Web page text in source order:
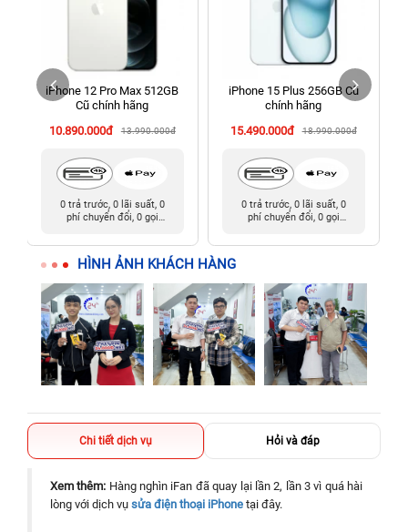
70 Nguyễn An Ninh, Dĩ An, Hồ Chí Minh (Bình Dương Cũ)
24h Vũng Tàu: 162A Ba Cu, Vũng Tàu, Hồ Chí Minh (TP. Vũng
Tàu cũ)
198 Hoàng Văn Thụ, Tân Sơn Nhất, Hồ Chí Minh (Tân Bình
iPhone 12 Pro Max 512GB
Cũ chính hãng
10.890.000đ
13.990.000đ
0 trả trước, 0 lãi suất, 0
phí chuyển đổi, 0 gọi
iPhone 15 Plus 256GB Cũ
chính hãng
15.490.000đ
18.990.000đ
0 trả trước, 0 lãi suất, 0
phí chuyển đổi, 0 gọi
HÌNH ẢNH KHÁCH HÀNG
Chi tiết dịch vụ Hỏi và đáp
Xem thêm: Hàng nghìn iFan đã quay lại lần 2, lần 3 vì quá hài
lòng với dịch vụ sửa điện thoại iPhone tại đây.